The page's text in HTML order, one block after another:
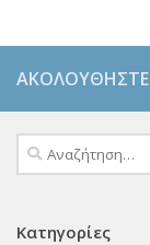
Αναζήτηση
για:
Κατηγορίες